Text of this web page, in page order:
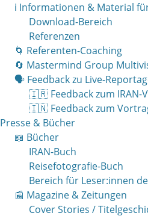
ℹ️ Informationen & Material
Download-Bereich
Referenzen
🌀 Referenten-Coaching
🔄 Mastermind Group
🗣 Feedback zu Live-
🇮🇷 Feedback zum IRAN-
🇮🇳 Feedback zum
Presse & Bücher
📖 Bücher
IRAN-Buch
Reisefotografie-Buch
Bereich für Leser:innen
📰 Magazine & Zeitungen
Cover Stories /